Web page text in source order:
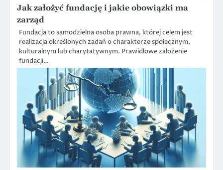
Jak założyć fundację i jakie obowiązki ma
zarząd
Fundacja to samodzielna osoba prawna, której celem jest
realizacja określonych zadań o charakterze społecznym,
kulturalnym lub charytatywnym. Prawidłowe założenie
fundacji…